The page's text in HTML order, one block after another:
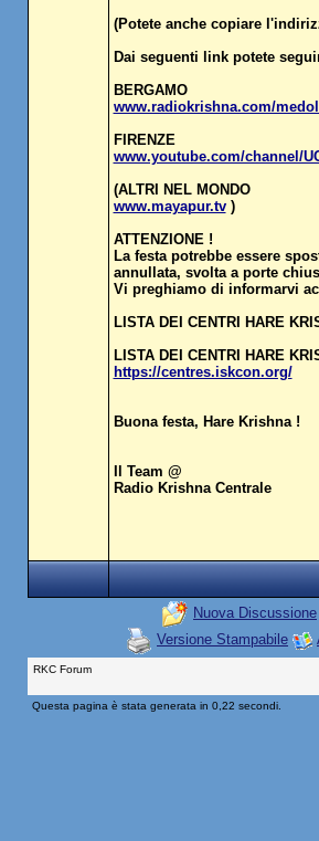
(Potete anche copiare
Dai seguenti link potete
BERGAMO
www.radiokrishna.com/
FIRENZE
www.youtube.com/channel/
(ALTRI NEL MONDO
www.mayapur.tv)
ATTENZIONE !
La festa potrebbe essere
annullata, svolta a porte
Vi preghiamo di informarvi
LISTA DEI CENTRI HARE
LISTA DEI CENTRI HARE
https://centres.iskcon.org/
Buona festa, Hare Krishna !
Il Team @
Radio Krishna Centrale
Nuova Discussione
Versione Stampabile
RKC Forum
Questa pagina è stata generata in 0,22 secondi.